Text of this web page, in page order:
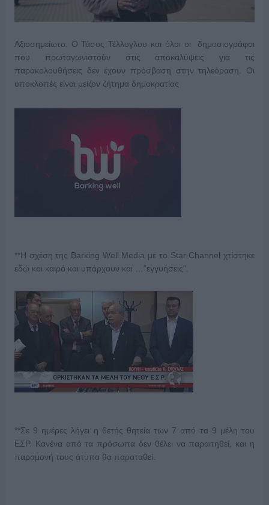
Αξιοσημείωτο. Ο Τάσος Τέλλογλου και όλοι οι δημοσιογράφοι
που πρωταγωνιστούν στις αποκαλύψεις για τις
παρακολουθήσεις δεν έχουν πρόσβαση στην τηλεόραση. Οι
υποκλοπές είναι μείζον ζήτημα δημοκρατίας
**H σχέση της Barking Well Media με το Star Channel χτίστηκε
εδώ και καιρό και υπάρχουν και …”εγγυήσεις”.
**Σε 9 ημέρες λήγει η 6ετής θητεία των 7 από τα 9 μέλη του
ΕΣΡ. Κανένα από τα πρόσωπα δεν θέλει να παραιτηθεί, και η
παραμονή τους άτυπα θα παραταθεί.